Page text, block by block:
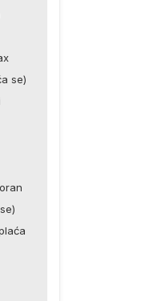
se)